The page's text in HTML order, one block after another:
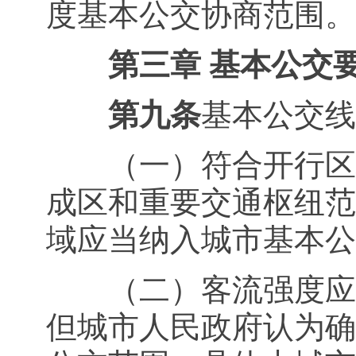
度基本公交协商范围。
第三章 基本公交
第九条基本公交
（一）符合开行区
成区和重要交通枢纽
域应当纳入城市基本
（二）客流强度应
但城市人民政府认为